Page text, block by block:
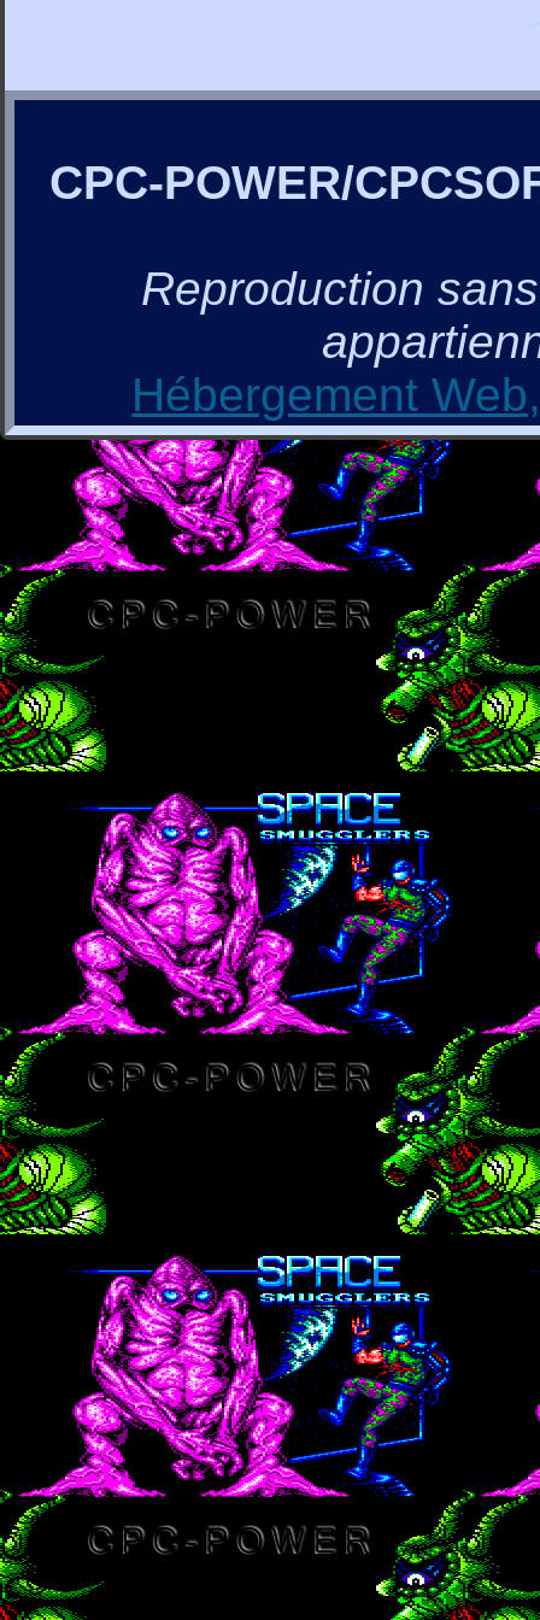
CPC-POWER/
Reproduction
Hébergement